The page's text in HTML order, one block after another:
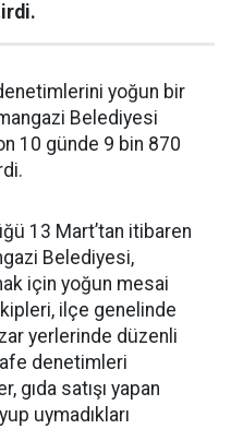
yoğun bir
Belediyesi
10 günde 9 bin 870
13 Mart’tan itibaren
Belediyesi,
için yoğun mesai
ilçe genelinde
yerlerinde düzenli
denetimleri
gıda satışı yapan
uymadıkları